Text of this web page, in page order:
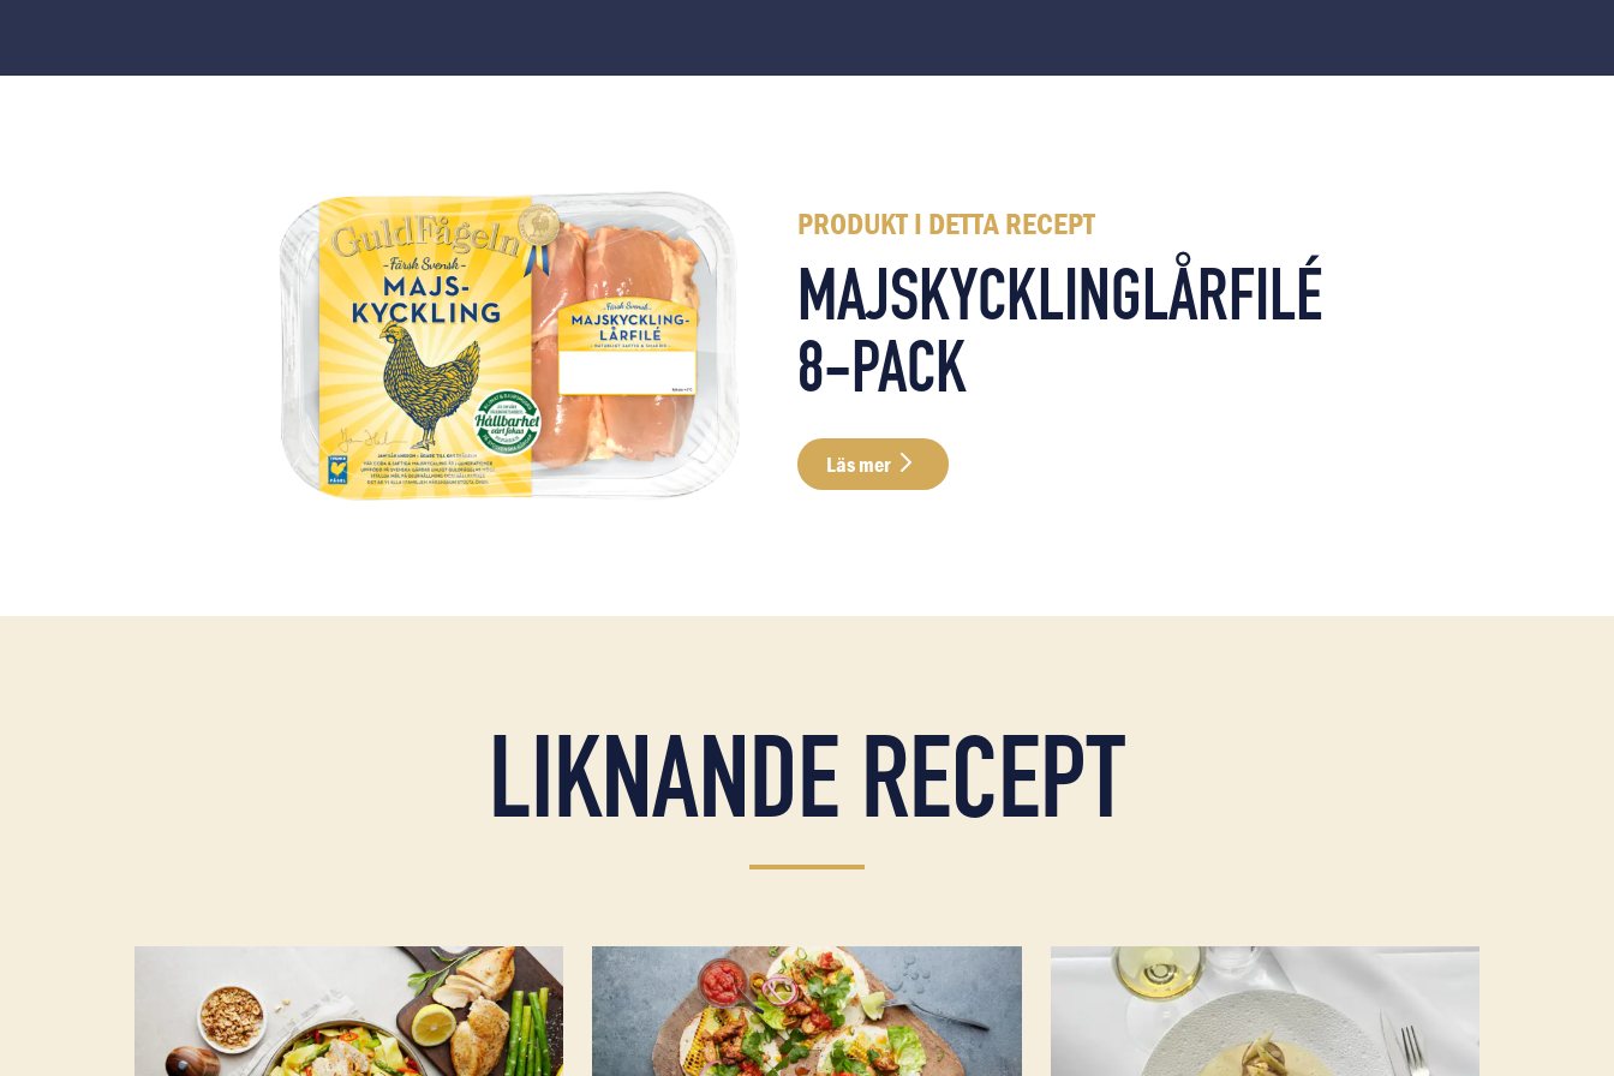
PRODUKT I DETTA RECEPT
MAJSKYCKLING­LÅRFILÉ
8-PACK
Läs mer
LIKNANDE RECEPT
Läs mer om Citronmajskyckling, pasta med dragon- smörsås, grön sparris & rostade hasselnötter
Läs mer om Taco på stekt majskycklinglårfilé Läs mer om Majskycklingbröst, vit sparris, Serranoskinka,